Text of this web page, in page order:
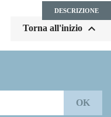
DESCRIZIONE
Torna all'inizio 